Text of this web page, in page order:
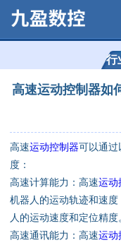
行
高速运动控制器如
高速运动控制器可以通过
度：
高速计算能力：高速运动
机器人的运动轨迹和速
人的运动速度和定位精度
高速通讯能力：高速运动